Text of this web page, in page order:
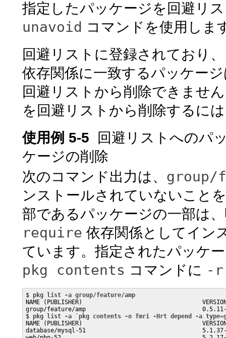
指定したパッケージを回避リ
unavoid コマンドを使用しま
回避リストに登録されており
依存関係に一致するパッケー
回避リストから削除できませ
を回避リストから削除するに
使用例 5-5
回避リストへのパ
ケージの削除
次のコマンド出力は、 group/
ンストールされていないこと
部であるパッケージの一部は
require 依存関係としてイン
ています。指定されたパッケ
pkg contents コマンドに -r
$ pkg list -a group/feature/amp
NAME (PUBLISHER)
group/feature/amp                                 0.5.11-
$ pkg list -a `pkg contents -o fmri -Hrt depend -a
NAME (PUBLISHER)
database/mysql-51                                 5.1.37-